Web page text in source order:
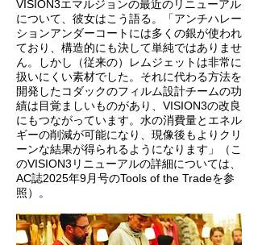
VISION3エマルジョンの最近のリニューアル
について、彼女はこう語る。「アンチハレー
ションアンダーコートには多くの銀が使われ
ており、構造的にも決して単純ではありませ
ん。しかし（従来の）レムジェットは非常に
扱いにくい素材でした。それに代わる方法を
開発したコダックのフィルム設計チームの功
績は目覚ましいものがあり、VISION3の改良
にもつながっています。水の消費量とエネル
ギーの削減が可能になり、現像後もよりクリ
ーンな結果が得られるようになります」（こ
のVISION3リニューアルの詳細については、
AC誌2025年9月号のTools of the Tradeを参
照）。